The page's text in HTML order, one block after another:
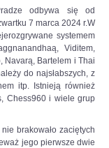
odbywa się od
7 marca 2024 r.W
systemem
Viditem,
Navarą, Bartelem i Thai
do najsłabszych, z
itp. Istnieją również
Chess960 i wiele grup
brakowało zaciętych
jego pierwsze dwie